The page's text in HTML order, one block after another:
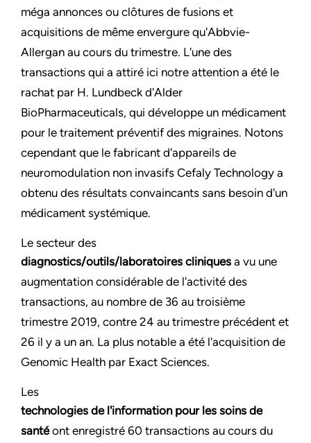
méga annonces ou clôtures de fusions et
acquisitions de même envergure qu'Abbvie-
Allergan au cours du trimestre. L'une des
transactions qui a attiré ici notre attention a été le
rachat par H. Lundbeck d'Alder
BioPharmaceuticals, qui développe un médicament
pour le traitement préventif des migraines. Notons
cependant que le fabricant d'appareils de
neuromodulation non invasifs Cefaly Technology a
obtenu des résultats convaincants sans besoin d'un
médicament systémique.
Le secteur des
diagnostics/outils/laboratoires cliniques a vu une
augmentation considérable de l'activité des
transactions, au nombre de 36 au troisième
trimestre 2019, contre 24 au trimestre précédent et
26 il y a un an. La plus notable a été l'acquisition de
Genomic Health par Exact Sciences.
Les
technologies de l'information pour les soins de
santéont enregistré 60 transactions au cours du